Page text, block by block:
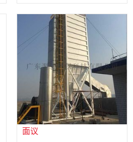
面议
会员注册：
第 9 年
经营模式： 生产制造
成立日期：
2015-07-31
供应产品： 50 条
面议